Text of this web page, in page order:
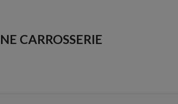
CARROSSERIE